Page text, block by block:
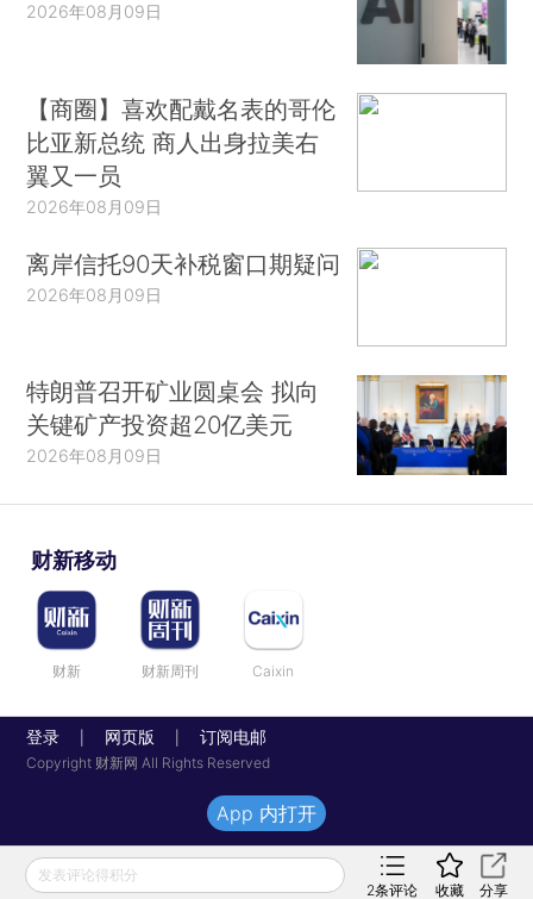
2026年08月09日
【商圈】喜欢配戴名表的哥伦
比亚新总统 商人出身拉美右
翼又一员
2026年08月09日
离岸信托90天补税窗口期疑问
2026年08月09日
特朗普召开矿业圆桌会 拟向
关键矿产投资超20亿美元
2026年08月09日
财新移动
财新 财新周刊 Caixin
登录 网页版 订阅电邮
Copyright 财新网 All Rights Reserved
发表评论得积分
2条评论 收藏 分享
App 内打开